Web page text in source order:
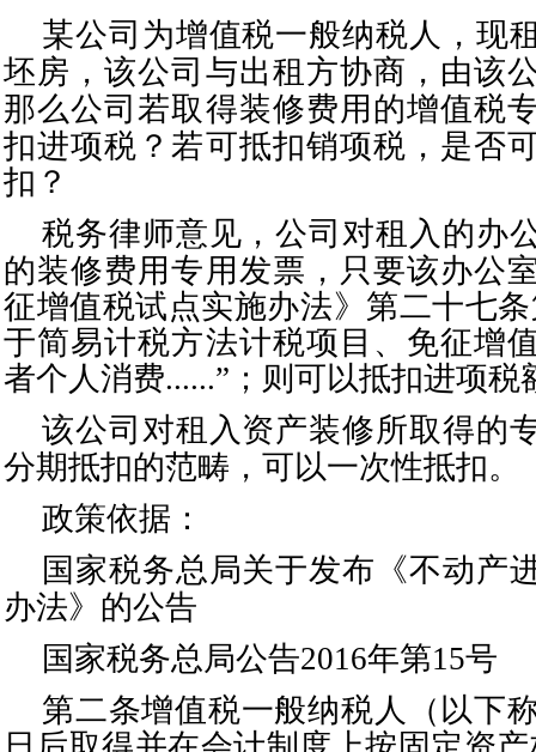
某公司为增值税一般纳税人，现
坯房，该公司与出租方协商，由该
那么公司若取得装修费用的增值税
扣进项税？若可抵扣销项税，是否
扣？
税务律师意见，公司对租入的办
的装修费用专用发票，只要该办公
征增值税试点实施办法》第二十七
于简易计税方法计税项目、免征增
者个人消费......”；则可以抵扣进项税
该公司对租入资产装修所取得的
分期抵扣的范畴，可以一次性抵扣。
政策依据：
国家税务总局关于发布《不动产
办法》的公告
国家税务总局公告2016年第15号
第二条增值税一般纳税人（以下